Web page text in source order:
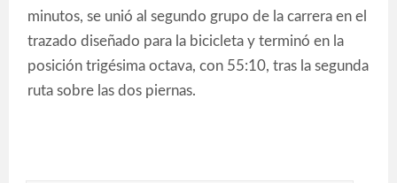
minutos, se unió al segundo grupo de la carrera en el
trazado diseñado para la bicicleta y terminó en la
posición trigésima octava, con 55:10, tras la segunda
ruta sobre las dos piernas.